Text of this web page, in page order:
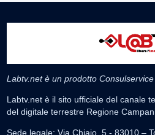
Labtv.net è un prodotto Consulservice
Labtv.net è il sito ufficiale del canale
del digitale terrestre Regione
Sede legale: Via Chiaio, 5 - 83010 –